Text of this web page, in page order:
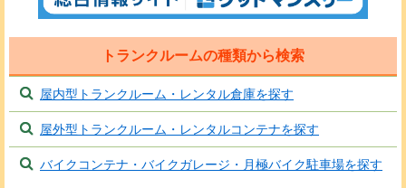
トランクルームの種類から検索
屋内型トランクルーム・レンタル倉庫を探す
屋外型トランクルーム・レンタルコンテナを探す
バイクコンテナ・バイクガレージ・月極バイク駐車場を探す